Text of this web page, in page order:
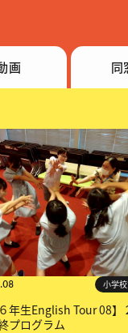
画 同
小学
６年生English Tour 08】
プログラム